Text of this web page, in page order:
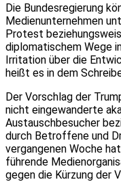
Die Bundesregierung
Medienunternehmen
Protest
diplomatischem Wege
Irritation über die
heißt es in dem
Der Vorschlag der
nicht eingewanderte
Austauschbesucher
durch Betroffene und
vergangenen Woche
führende
gegen die Kürzung der